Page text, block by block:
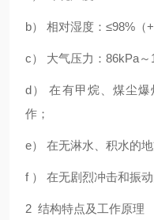
b） 相对湿度：≤98%（
c） 大气压力：86kPa～
d） 在有甲烷、煤尘
作；
e） 在无淋水、积水的地
f ） 在无剧烈冲击和振动
2 结构特点及工作原理